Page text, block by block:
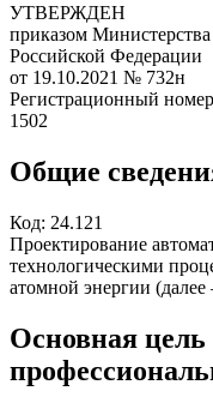
УТВЕРЖДЕН
приказом
Российской Федерации
от 19.10.2021 № 732н
Регистрационный
1502
Общие
Код: 24.121
Проектирование
технологическими
атомной энергии
Основная цель